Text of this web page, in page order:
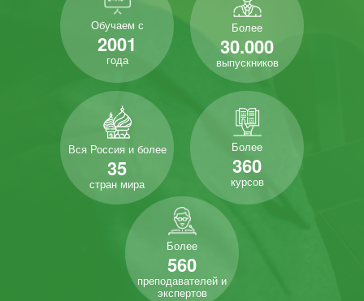
Обучаем с
2001
года
Более
30.000
выпускников
Вся Россия и более
35
стран мира
Более
360
курсов
Более
560
преподавателей и
экспертов